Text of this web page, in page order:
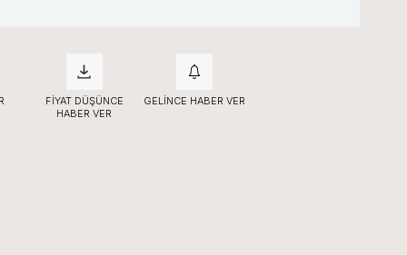
FIYAT DÜŞÜNCE
HABER VER
GELINCE HABER VER